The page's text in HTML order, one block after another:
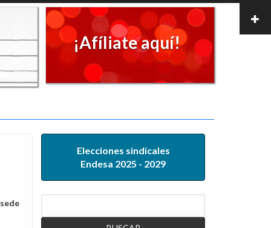
¡Afíliate aquí!
Elecciones sindicales
Endesa 2025 - 2029